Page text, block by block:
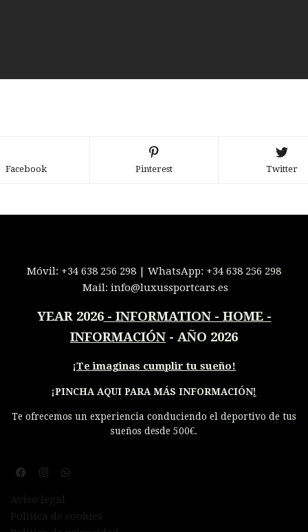
Facebook Pinterest Twitter
Móvil: +34 638 256 298 | WhatsApp: +34 638 256 298
Mail: info@luxussportcars.es
YEAR 2026- INFORMATION - HOME -
INFORMACIÓN - AÑO 2026
¡Te imaginas cumplir tu sueño!
¡PINCHA AQUI PARA MÁS INFORMACIÓN!
Te ofrecemos un experiencia conduciendo el deportivo de tus
sueños desde 500€.
Aviso legal
Política de cookies